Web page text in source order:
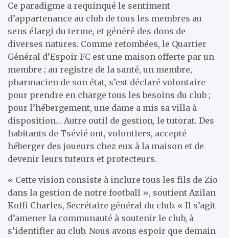
Ce paradigme a requinqué le sentiment
d’appartenance au club de tous les membres au
sens élargi du terme, et généré des dons de
diverses natures. Comme retombées, le Quartier
Général d’Espoir FC est une maison offerte par un
membre ; au registre de la santé, un membre,
pharmacien de son état, s’est déclaré volontaire
pour prendre en charge tous les besoins du club ;
pour l’hébergement, une dame a mis sa villa à
disposition… Autre outil de gestion, le tutorat. Des
habitants de Tsévié ont, volontiers, accepté
héberger des joueurs chez eux à la maison et de
devenir leurs tuteurs et protecteurs.
« Cette vision consiste à inclure tous les fils de Zio
dans la gestion de notre football », soutient Azilan
Koffi Charles, Secrétaire général du club. « Il s’agit
d’amener la communauté à soutenir le club, à
s’identifier au club. Nous avons espoir que demain